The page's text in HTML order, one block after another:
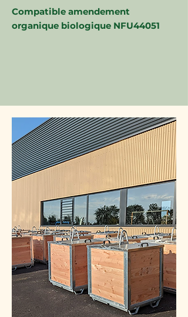
Compatible amendement
organique biologique NFU44051